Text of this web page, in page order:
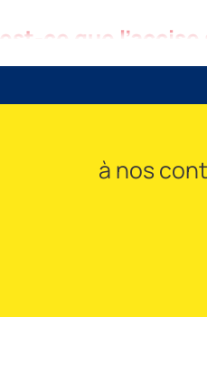
ce que
à nos